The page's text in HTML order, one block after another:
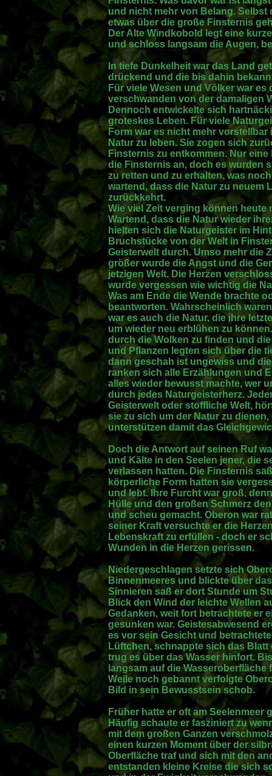
und nicht mehr von Belang.
etwas über die große Finsternis
Der Alte Windkobold legt eine
und schloss langsam die Augen,
In tiefe Dunkelheit war das Land
drückend und die bis dahin
Für viele Wesen und Völker war
verschwanden von der damaligen
Dennoch entwickelte sich
groteskes Leben. Für viele
Form war es nicht mehr
Natur zu leben. Sie zogen sich
Finsternis zu entkommen. Nur
die Finsternis an, doch es wurden
zu retten und zu erhalten, was
wartend, dass die Natur zu neuem
zurückkehrt.
Wie viel Zeit verging können heute
Wartend, dass die Natur wieder
hielten sich die Naturgeister im
Bruchstücke von der Welt in
Geisterwelt durch. Umso mehr die
größer wurde die Angst und die
jetzigen Welt. Die Herzen
wurde vergessen wie wichtig die
Was am Ende die Wende brachte
beantworten. Wahrscheinlich
war es auch die Natur, die ihre
um wieder neu erblühen zu
durch die Wolken zu finden und
und Pflanzen legten sich über die
dann geschah ist ungewiss und
ranken sich alle Erzählungen und
alles wieder bewusst machte, wer
durch jedes Naturgeisterherz.
Geisterwelt oder stoffliche Welt,
sie zu sich um der Natur zu
unterstützen damit das
Doch die Antwort auf seinen Ruf
und Kälte in den Seelen jener, die
verlassen hatten. Die Finsternis
körperliche Form hatten sie
und lebt. Ihre Furcht war groß,
Hülle und den großen Schmerz
und scheu gemacht. Oberon war
seiner Kraft versuchte er die
Lebenskraft zu erfüllen - doch er
Wunden in die Herzen gerissen.
Niedergeschlagen setzte sich
Binnenmeeres und blickte über
Sinnieren saß er dort Stunde um
Blick den Wind der leichte Wellen
Gedanken, weit fort betrachtete er
gesunken war. Geistesabwesend
es vor sein Gesicht und
Lüftchen, schnappte sich das
trug es über das Wasser hinfort.
langsam auf die
Weile noch gebannt verfolgte
Bild in sein Bewusstsein schob.
Früher hatte er oft am Seelenmeer
Häufig schaute er fasziniert zu
mit dem großen Ganzen
einen kurzen Moment über der
Oberfläche traf und sich mit den
entstanden kleine Kreise die sich